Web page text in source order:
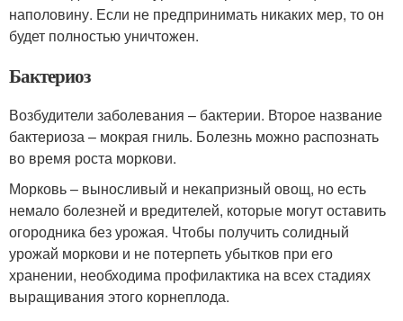
наполовину. Если не предпринимать никаких мер, то он
будет полностью уничтожен.
Бактериоз
Возбудители заболевания – бактерии. Второе название
бактериоза – мокрая гниль. Болезнь можно распознать
во время роста моркови.
Морковь – выносливый и некапризный овощ, но есть
немало болезней и вредителей, которые могут оставить
огородника без урожая. Чтобы получить солидный
урожай моркови и не потерпеть убытков при его
хранении, необходима профилактика на всех стадиях
выращивания этого корнеплода.